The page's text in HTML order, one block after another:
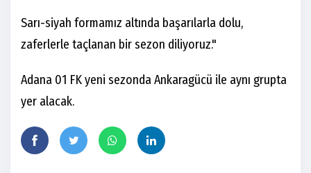
Sarı-siyah formamız altında başarılarla dolu,
zaferlerle taçlanan bir sezon diliyoruz."
Adana 01 FK yeni sezonda Ankaragücü ile aynı grupta
yer alacak.